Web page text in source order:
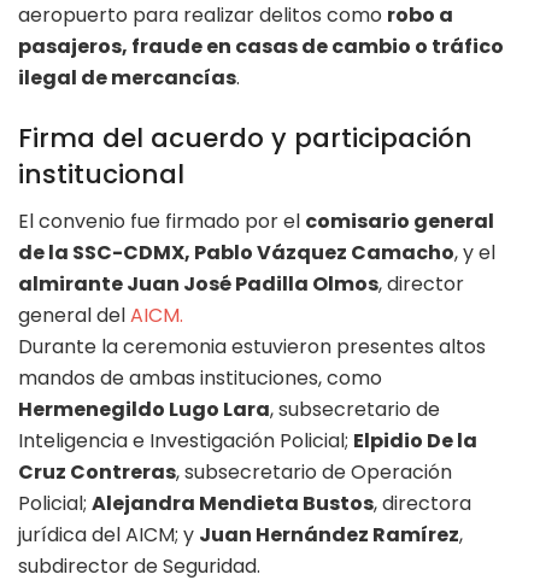
aeropuerto para realizar delitos como robo a
pasajeros, fraude en casas de cambio o tráfico
ilegal de mercancías.
Firma del acuerdo y participación
institucional
El convenio fue firmado por el comisario general
de la SSC-CDMX, Pablo Vázquez Camacho, y el
almirante Juan José Padilla Olmos, director
general delAICM.
Durante la ceremonia estuvieron presentes altos
mandos de ambas instituciones, como
Hermenegildo Lugo Lara, subsecretario de
Inteligencia e Investigación Policial; Elpidio De la
Cruz Contreras, subsecretario de Operación
Policial; Alejandra Mendieta Bustos, directora
jurídica del AICM; y Juan Hernández Ramírez,
subdirector de Seguridad.